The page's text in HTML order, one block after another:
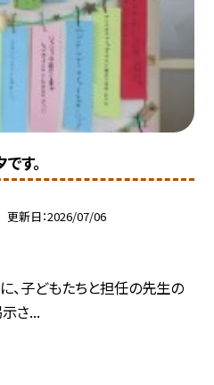
す。
更新日 2026/07/06
、子どもたちと担任の先生の
さ...